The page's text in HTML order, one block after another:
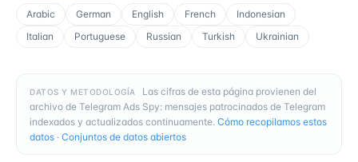
Arabic
German English French
Indonesian
Italian
Portuguese Russian Turkish Ukrainian
DATOS Y METODOLOGÍA
Las cifras de esta página provienen del
archivo de Telegram Ads Spy: mensajes patrocinados de Telegram
indexados y actualizados continuamente. Cómo recopilamos estos
datos · Conjuntos de datos abiertos